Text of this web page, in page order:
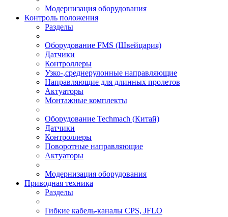
Модернизация оборудования
Контроль положения
Разделы
Оборудование FMS (Швейцария)
Датчики
Контроллеры
Узко-,среднерулонные направляющие
Направляющие для длинных пролетов
Актуаторы
Монтажные комплекты
Оборудование Techmach (Китай)
Датчики
Контроллеры
Поворотные направляющие
Актуаторы
Модернизация оборудования
Приводная техника
Разделы
Гибкие кабель-каналы CPS, JFLO